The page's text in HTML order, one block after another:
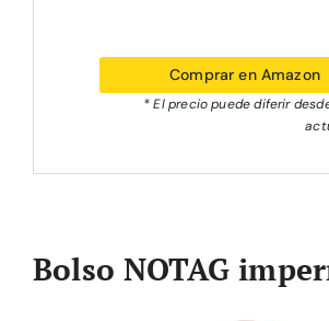
Comprar en Amazon
* El precio puede diferir
Bolso NOTAG